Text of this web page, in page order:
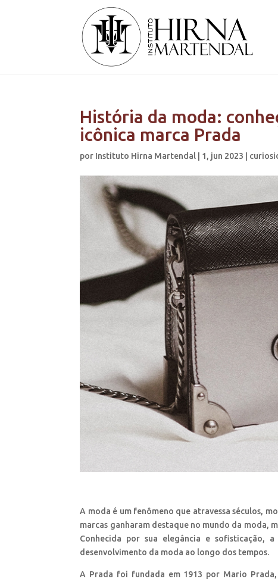
História da moda:
icônica marca Prada
por Instituto Hirna Martendal 1, jun 2023
A moda é um fenômeno que atravessa séculos,
marcas ganharam destaque no mundo da moda,
Conhecida por sua elegância e
desenvolvimento da moda ao longo dos tempos.
A Prada foi fundada em 1913 por Mario